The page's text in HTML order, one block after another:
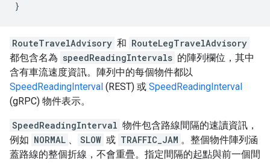
RouteTravelAdvisory 和 RouteLegTravelAdvisory
都包含名為 speedReadingIntervals 的陣列欄位，其中
含有車流速度資訊。陣列中的每個物件都以
SpeedReadingInterval (REST) 或 SpeedReadingInterval
(gRPC) 物件表示。
SpeedReadingInterval 物件包含路線間隔的速讀資訊，
例如 NORMAL 、 SLOW 或 TRAFFIC_JAM 。整個物件陣列涵
蓋路線的整個折線，不會重疊。指定間隔的起點與前一個間